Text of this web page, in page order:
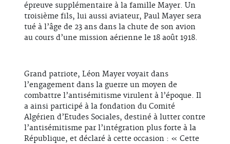
épreuve supplémentaire à la famille Mayer. Un
troisième fils, lui aussi aviateur, Paul Mayer sera
tué à l’âge de 23 ans dans la chute de son avion
au cours d’une mission aérienne le 18 août 1918.
Grand patriote, Léon Mayer voyait dans
l’engagement dans la guerre un moyen de
combattre l’antisémitisme virulent à l’époque. Il
a ainsi participé à la fondation du Comité
Algérien d’Etudes Sociales, destiné à lutter contre
l’antisémitisme par l’intégration plus forte à la
République, et déclaré à cette occasion : « Cette